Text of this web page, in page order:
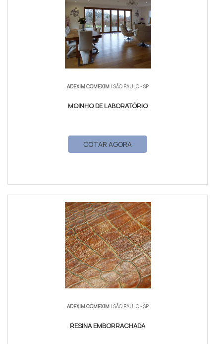
ADEXIM COMEXIM/ SÃO PAULO - SP
MOINHO DE LABORATÓRIO
COTAR AGORA
ADEXIM COMEXIM/ SÃO PAULO - SP
RESINA EMBORRACHADA